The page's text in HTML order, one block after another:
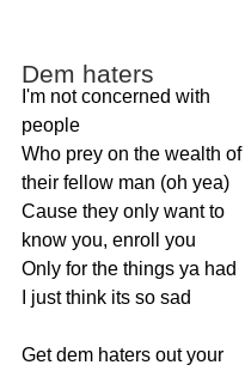
Dem haters
I'm not concerned with
people
Who prey on the wealth of
their fellow man (oh yea)
Cause they only want to
know you, enroll
you
Only for the things ya had
just think its so sad
Get dem haters out your